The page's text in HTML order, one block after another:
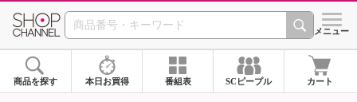
SHOP CHANNEL ショッ
メニュー
商品を探す 本日お買得 番組表 SCピープル カート